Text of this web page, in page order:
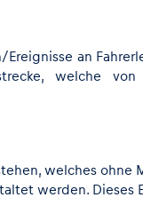
an
welche
welches
werden.